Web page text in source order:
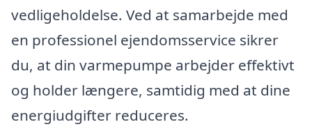
vedligeholdelse. Ved at samarbejde med
en professionel ejendomsservice sikrer
du, at din varmepumpe arbejder effektivt
og holder længere, samtidig med at dine
energiudgifter reduceres.